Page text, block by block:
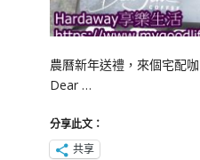
農曆新年送禮，來個宅配
Dear …
分享此文：
共享